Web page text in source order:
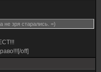
зря старались. =)
off]